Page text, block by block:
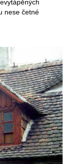
nese četné